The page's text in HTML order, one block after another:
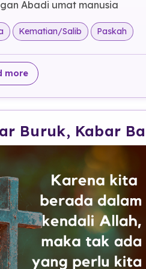
Abadi umat manusia
Kematian/Salib Paskah
moreabout SALIBKAN DIA !
Buruk, Kabar